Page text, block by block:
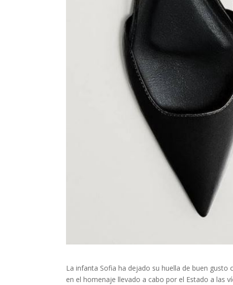
La infanta Sofia ha dejado su huella de buen gusto
en el homenaje llevado a cabo por el Estado a las